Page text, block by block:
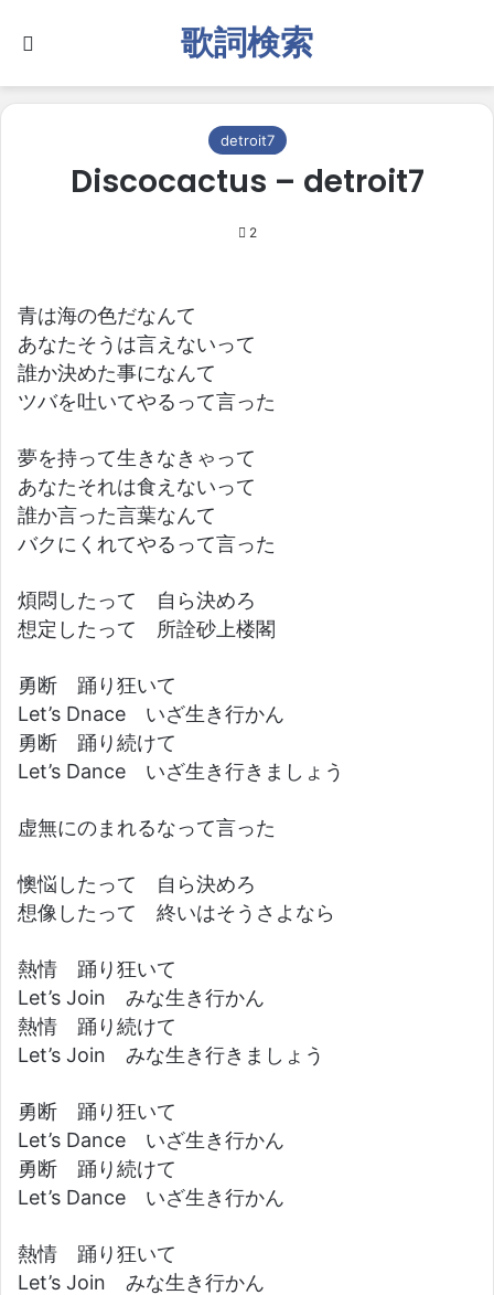
歌詞検索
detroit7
Discocactus – detroit7
2
青は海の色だなんて
あなたそうは言えないって
誰か決めた事になんて
ツバを吐いてやるって言った
夢を持って生きなきゃって
あなたそれは食えないって
誰か言った言葉なんて
バクにくれてやるって言った
煩悶したって 自ら決めろ
想定したって 所詮砂上楼閣
勇断 踊り狂いて
Let’s Dnace いざ生き行かん
勇断 踊り続けて
Let’s Dance いざ生き行きましょう
虚無にのまれるなって言った
懊悩したって 自ら決めろ
想像したって 終いはそうさよなら
熱情 踊り狂いて
Let’s Join みな生き行かん
熱情 踊り続けて
Let’s Join みな生き行きましょう
勇断 踊り狂いて
Let’s Dance いざ生き行かん
勇断 踊り続けて
Let’s Dance いざ生き行かん
熱情 踊り狂いて
Let’s Join みな生き行かん